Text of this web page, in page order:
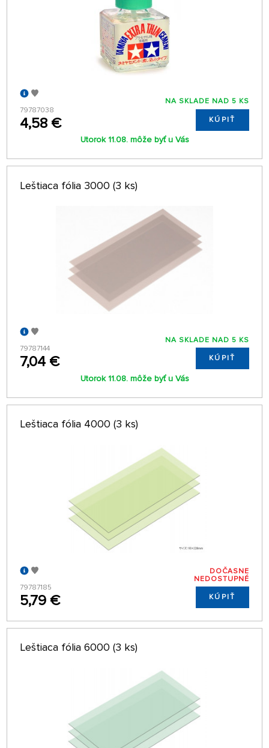
79787038
4,58 €
NA SKLADE NAD 5 KS
KÚPIŤ
Utorok 11.08. môže byť u Vás
Leštiaca fólia 3000 (3 ks)
79787144
7,04 €
NA SKLADE NAD 5 KS
KÚPIŤ
Utorok 11.08. môže byť u Vás
Leštiaca fólia 4000 (3 ks)
79787185
5,79 €
DOČASNE
NEDOSTUPNÉ
KÚPIŤ
Leštiaca fólia 6000 (3 ks)